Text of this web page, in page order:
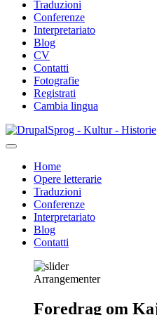
Traduzioni
Conferenze
Interpretariato
Blog
CV
Contatti
Fotografie
Registrati
Cambia lingua
Salta
al
principale
Sprog - Kultur - Historie
Primær
navigation
Home
Opere letterarie
Traduzioni
Conferenze
Interpretariato
Blog
Contatti
Arrangementer
Foredrag om